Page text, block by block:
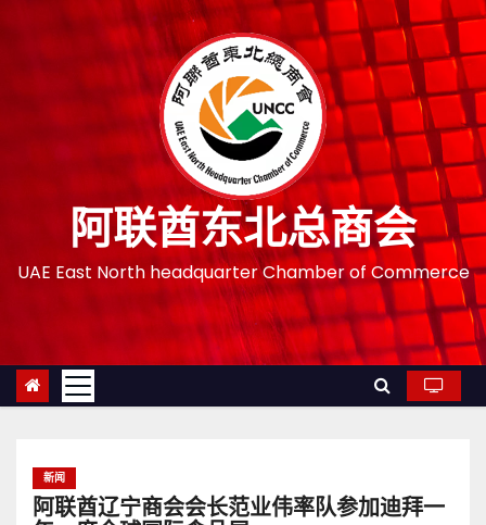
阿联酋东北总商会
UAE East North headquarter Chamber of Commerce
新闻
阿联酋辽宁商会会长范业伟率队参加迪拜一